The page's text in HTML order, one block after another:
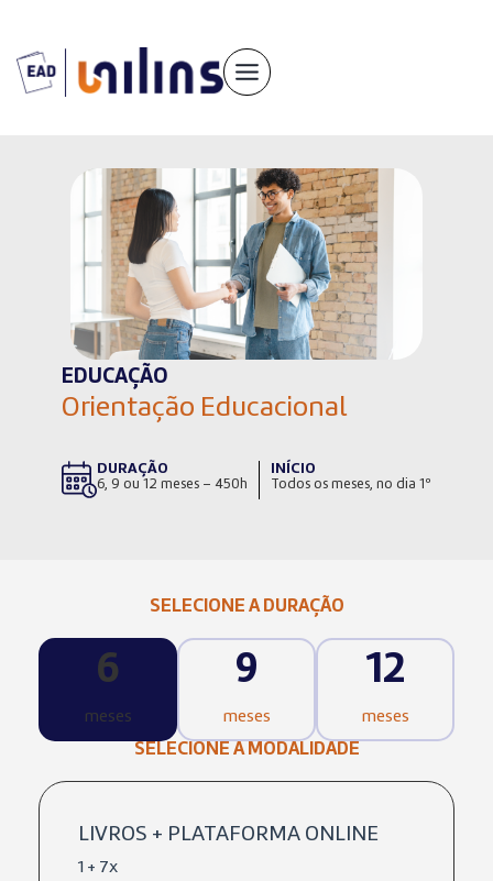
conteúdo
EDUCAÇÃO
Orientação Educacional
DURAÇÃO
6, 9 ou 12 meses – 450h
INÍCIO
Todos os meses, no dia 1º
SELECIONE A DURAÇÃO
6
meses
9
meses
12
meses
SELECIONE A MODALIDADE
LIVROS + PLATAFORMA ONLINE
1 + 7x